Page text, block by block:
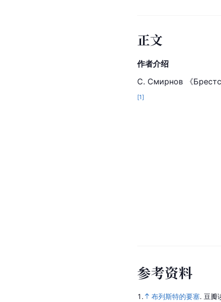
正文
作者介绍
С. Смирнов 《Брест
[1]
参考资料
1. 布列斯特的要塞. 豆瓣